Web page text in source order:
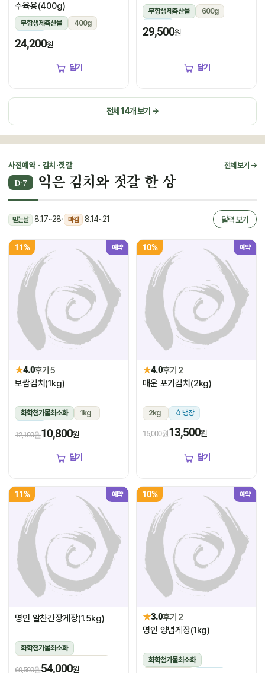
수육용(400g)
무항생제축산물
400g
냉장
24,200원
담기
무항생제축산물
600g
냉장
29,500원
담기
전체 14개 보기 →
사전예약 · 김치·젓갈 전체 보기 →
D-7 익은 김치와 젓갈 한 상
받는날 8.17~28· 마감 8.14~21 달력 보기
11% 예약
★4.0후기 5
보쌈김치(1kg)
화학첨가물최소화
1kg
12,100원10,800원
담기
10% 예약
★4.0후기 2
매운 포기김치(2kg)
2kg 냉장
15,000원13,500원
담기
11% 예약
명인 알찬간장게장(1.5kg)
화학첨가물최소화
1.5kg(꽃게450g,장물1,050g)
60,500원54,000원
10% 예약
★3.0후기 2
명인 양념게장(1kg)
화학첨가물최소화